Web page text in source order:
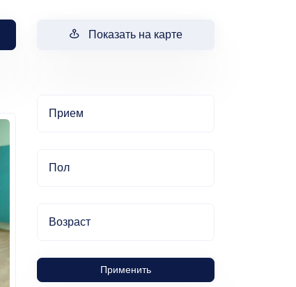
Показать на карте
Прием
Пол
Возраст
Применить